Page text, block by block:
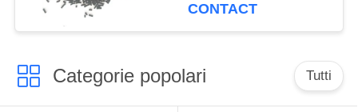
CONTACT
Categorie popolari Tutti